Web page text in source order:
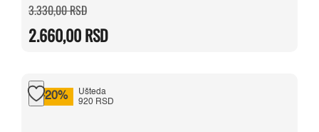
3.330,00RSDOriginalna
cena
bila:
3.330,00 RSD.
2.660,00RSD
Trenutna
cena
2.660,00 RSD.
-20%
Ušteda
920 RSD